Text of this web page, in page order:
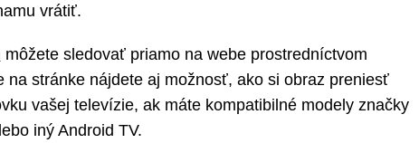
vrátiť.
môžete sledovať priamo na webe prostredníctvom
na stránke nájdete aj možnosť, ako si obraz preniesť
vašej televízie, ak máte kompatibilné modely značky
iný Android TV.